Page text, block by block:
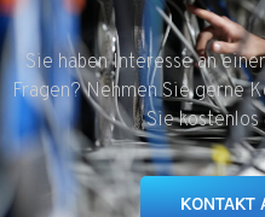
Sie haben Interesse an
Fragen? Nehmen Sie gerne
Sie kostenlos
KONTAKT